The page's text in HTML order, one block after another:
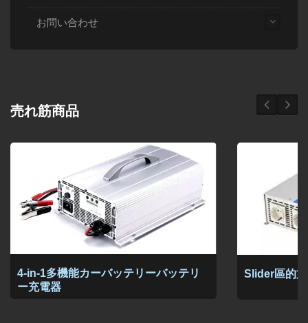
お問い合わせ
売れ筋商品
4-in-1多機能カーバッテリーバッテリ
ー充電器
Slider區的